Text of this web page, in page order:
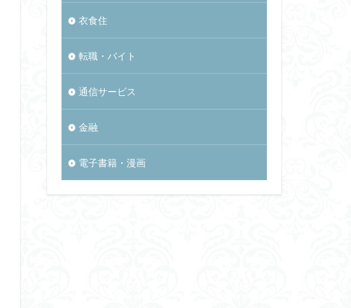
衣食住
転職・バイト
通信サービス
金融
電子書籍・漫画